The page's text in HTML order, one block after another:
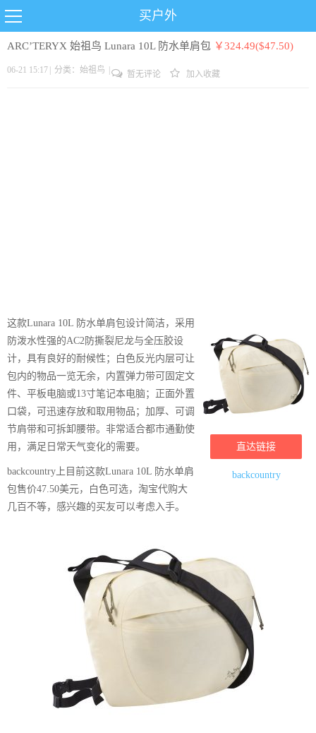
买户外
ARC’TERYX 始祖鸟 Lunara 10L 防水单肩包 ￥324.49($47.50)
06-21 15:17 分类： 始祖鸟 暂无评论 加入收藏
直达链接
backcountry
这款Lunara 10L 防水单肩包设计简洁，采用
防泼水性强的AC2防撕裂尼龙与全压胶设
计，具有良好的耐候性；白色反光内层可让
包内的物品一览无余，内置弹力带可固定文
件、平板电脑或13寸笔记本电脑；正面外置
口袋，可迅速存放和取用物品；加厚、可调
节肩带和可拆卸腰带。非常适合都市通勤使
用，满足日常天气变化的需要。
backcountry上目前这款Lunara 10L 防水单肩
包售价47.50美元，白色可选，淘宝代购大
几百不等，感兴趣的买友可以考虑入手。